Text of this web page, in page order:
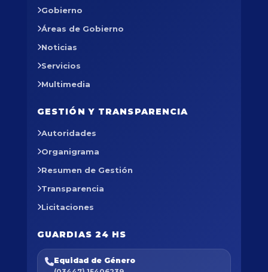
Gobierno
Áreas de Gobierno
Noticias
Servicios
Multimedia
GESTIÓN Y TRANSPARENCIA
Autoridades
Organigrama
Resumen de Gestión
Transparencia
Licitaciones
GUARDIAS 24 HS
Equidad de Género